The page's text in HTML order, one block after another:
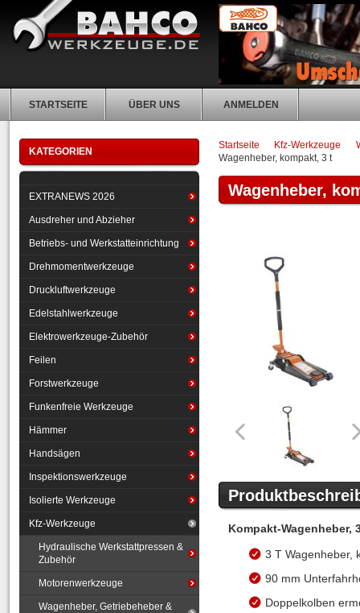
STARTSEITE ÜBER UNS ANMELDEN
Startseite Kfz-Werkzeuge
Wagenheber, kompakt, 3 t
Wagenheber,
Kompakt-Wagenheber,
3 T Wagenheber,
90 mm
Doppelkolben
KATEGORIEN
EXTRANEWS 2026
Ausdreher und Abzieher
Betriebs- und Werkstatteinrichtung
Drehmomentwerkzeuge
Druckluftwerkzeuge
Edelstahlwerkzeuge
Elektrowerkzeuge-Zubehör
Feilen
Forstwerkzeuge
Funkenfreie Werkzeuge
Hämmer
Handsägen
Inspektionswerkzeuge
Isolierte Werkzeuge
Kfz-Werkzeuge
Hydraulische Werkstattpressen &
Zubehör
Motorenwerkzeuge
Wagenheber, Getriebeheber &